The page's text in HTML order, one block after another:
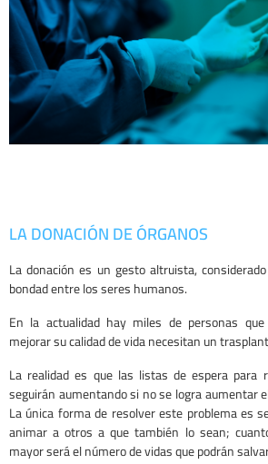
LA DONACIÓN DE ÓRGANOS
La donación es un gesto altruista,
bondad entre los seres humanos.
En la actualidad hay miles de personas
mejorar su calidad de vida necesitan un
La realidad es que las listas de espera para
seguirán aumentando si no se logra aumentar
La única forma de resolver este problema es
animar a otros a que también lo sean;
mayor será el número de vidas que podrán